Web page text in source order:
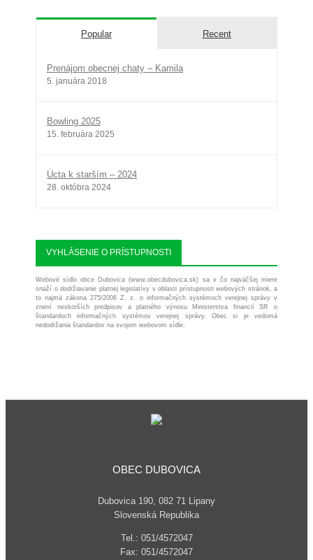
Popular Recent
Prenájom obecnej chaty – Kamila
5. januára 2018
Bowling 2025
15. februára 2025
Úcta k starším – 2024
28. októbra 2024
VYHLÁSENIE O PRÍSTUPNOSTI
Webové sídlo obce Dubovica (www.obecdubovica.sk) sa v čo najväčšej miere
snaží o dodržiavanie platnej legislatívy v oblasti prístupnosti webových stránok, a
to najmä zákona 275/2006 Z. z. o informačných systémoch verejnej správy v
znení neskorších predpisov a platného výnosu Ministerstva financií SR o
štandardoch informačných systémov verejnej správy. Obec si je vedomá
nedodržania štandardov na svojom webovom sídle.
OBEC DUBOVICA
Dubovica 190, 082 71 Lipany
Slovenská Republika
Tel.: 051/4572047
Fax: 051/4572047